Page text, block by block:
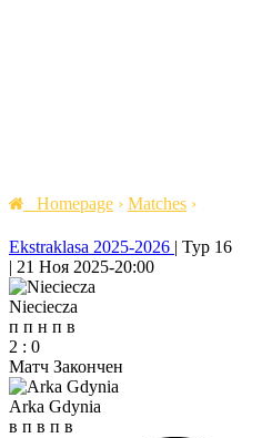
Homepage › Matches ›
Ekstraklasa 2025-2026 | Тур 16
| 21 Ноя 2025-20:00
Nieciecza
п п н п в
2 : 0
Матч Закончен
Arka Gdynia
в п в п в